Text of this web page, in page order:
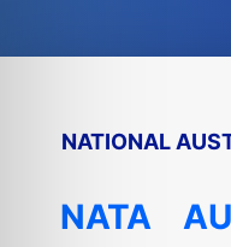
NATIONAL
NATA AU